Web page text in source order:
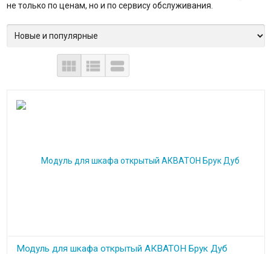
не только по ценам, но и по сервису обслуживания.
  
Модуль для шкафа открытый АКВАТОН Брук Дуб